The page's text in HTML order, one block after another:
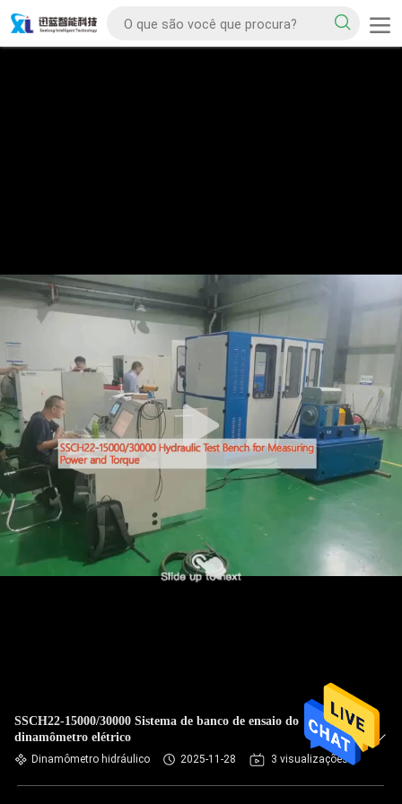
SSCH22-15000/30000 Sistema de banco de ensaio do
dinamômetro elétrico
Dinamômetro hidráulico 2025-11-28 3 visualizações